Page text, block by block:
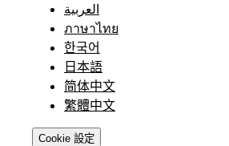
العربية
ภาษาไทย
한국어
日本語
简体中文
繁體中文
Cookie 設定